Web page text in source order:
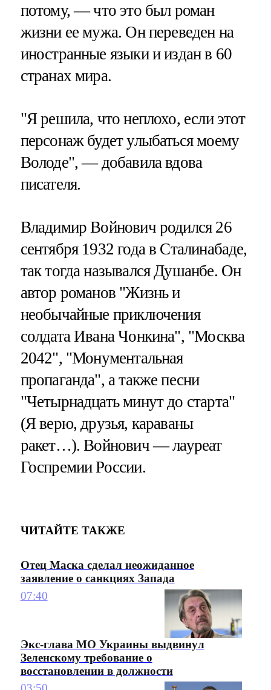
потому, — что это был роман
жизни ее мужа. Он переведен на
иностранные языки и издан в 60
странах мира.
"Я решила, что неплохо, если этот
персонаж будет улыбаться моему
Володе", — добавила вдова
писателя.
Владимир Войнович родился 26
сентября 1932 года в Сталинабаде,
так тогда назывался Душанбе. Он
автор романов "Жизнь и
необычайные приключения
солдата Ивана Чонкина", "Москва
2042", "Монументальная
пропаганда", а также песни
"Четырнадцать минут до старта"
(Я верю, друзья, караваны
ракет…). Войнович — лауреат
Госпремии России.
ЧИТАЙТЕ ТАКЖЕ
Отец Маска сделал неожиданное
заявление о санкциях Запада
07:40
Экс-глава МО Украины выдвинул
Зеленскому требование о
восстановлении в должности